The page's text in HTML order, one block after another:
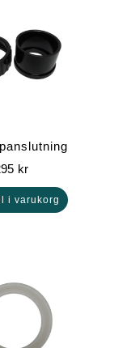
kr
i varukorg